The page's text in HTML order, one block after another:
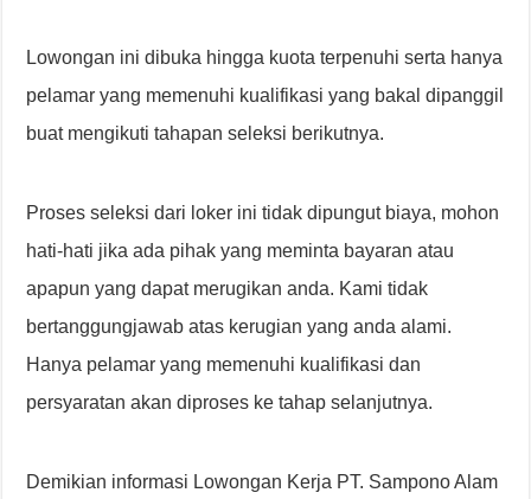
Lowongan ini dibuka hingga kuota terpenuhi serta hanya
pelamar yang memenuhi kualifikasi yang bakal dipanggil
buat mengikuti tahapan seleksi berikutnya.
Proses seleksi dari loker ini tidak dipungut biaya, mohon
hati-hati jika ada pihak yang meminta bayaran atau
apapun yang dapat merugikan anda. Kami tidak
bertanggungjawab atas kerugian yang anda alami.
Hanya pelamar yang memenuhi kualifikasi dan
persyaratan akan diproses ke tahap selanjutnya.
Demikian informasi Lowongan Kerja PT. Sampono Alam